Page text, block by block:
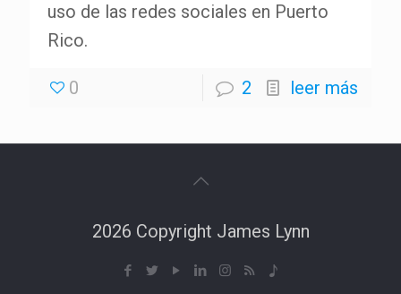
uso de las redes sociales en Puerto
Rico.
0 2 leer más
2026 Copyright James Lynn